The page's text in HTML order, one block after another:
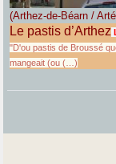
(Arthez-de-Béarn /
Le pastis d’Arthez
"D'ou pastis de Broussé
mangeait (ou (…)